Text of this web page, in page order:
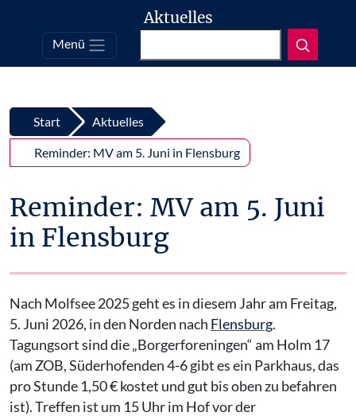
Top
Zum Inhalt springen
Aktuelles
Menü
Start Aktuelles
Reminder: MV am 5. Juni in Flensburg
Reminder: MV am 5. Juni
in Flensburg
Nach Molfsee 2025 geht es in diesem Jahr am Freitag,
5. Juni 2026, in den Norden nach Flensburg.
Tagungsort sind die „Borgerforeningen“ am Holm 17
(am ZOB, Süderhofenden 4-6 gibt es ein Parkhaus, das
pro Stunde 1,50 € kostet und gut bis oben zu befahren
ist). Treffen ist um 15 Uhr im Hof vor der